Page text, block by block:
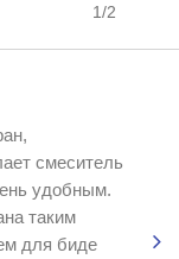
1/2
смеситель
удобным.
таким
для биде